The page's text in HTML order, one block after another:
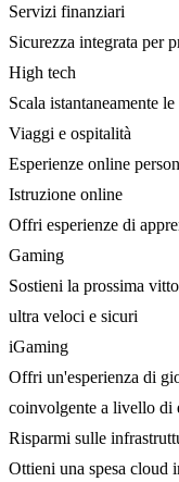
Servizi finanziari
Sicurezza integrata per
High tech
Scala istantaneamente
Viaggi e ospitalità
Esperienze online
Istruzione online
Offri esperienze di
Gaming
Sostieni la prossima
ultra veloci e sicuri
iGaming
Offri un'esperienza di
coinvolgente a livello di
Risparmi sulle
Ottieni una spesa cloud